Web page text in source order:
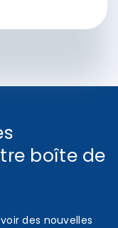
boîte de
des nouvelles